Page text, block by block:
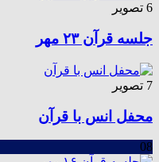
6 تصویر
جلسه قرآن ۲۳ مهر
7 تصویر
محفل انس با قرآن
08